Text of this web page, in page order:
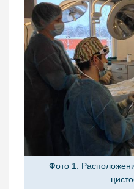
Фото 1.